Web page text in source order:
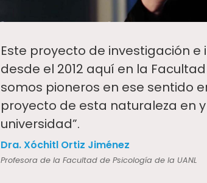
Este proyecto de investigación e
desde el 2012 aquí en la
somos pioneros en ese sentido
proyecto de esta naturaleza en
universidad”.
Dra. Xóchitl Ortiz Jiménez
Profesora de la Facultad de Psicología de la UANL